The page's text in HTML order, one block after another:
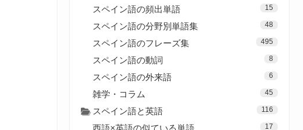
スペイン語の頻出単語 15
スペイン語の分野別単語集 48
スペイン語のフレーズ集 495
スペイン語の動詞 8
スペイン語の外来語 6
雑学・コラム 45
スペイン語と英語 116
西語×英語の似ている単語 17